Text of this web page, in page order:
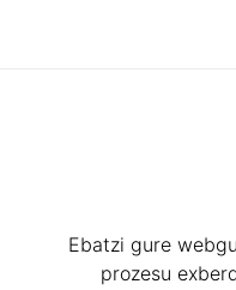
Ebatzi gure
prozesu